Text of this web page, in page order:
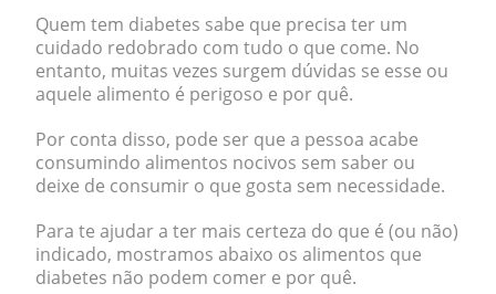
Quem tem diabetes sabe que precisa ter um
cuidado redobrado com tudo o que come. No
entanto, muitas vezes surgem dúvidas se esse ou
aquele alimento é perigoso e por quê.
Por conta disso, pode ser que a pessoa acabe
consumindo alimentos nocivos sem saber ou
deixe de consumir o que gosta sem necessidade.
Para te ajudar a ter mais certeza do que é (ou não)
indicado, mostramos abaixo os alimentos que
diabetes não podem comer e por quê.